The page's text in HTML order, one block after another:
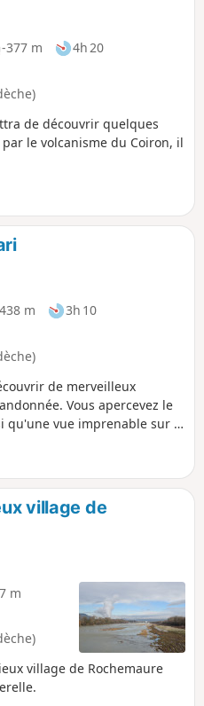
-377 m
4h 20
de découvrir quelques
le volcanisme du Coiron, il
m
3h 10
de merveilleux
Vous apercevez le
qu'une vue imprenable sur la
village de
m
village de Rochemaure